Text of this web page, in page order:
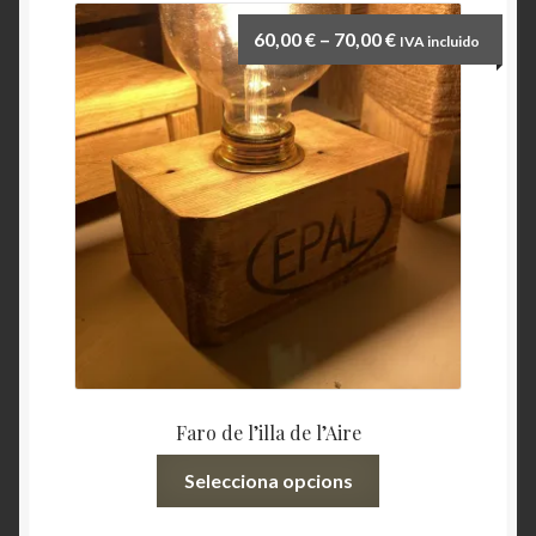
Faro de l’illa de l’Aire
60,00€ – 70,00€Interval
de
preus:
60,00 €
a
70,00 €
IVA incluido
Selecciona opcions